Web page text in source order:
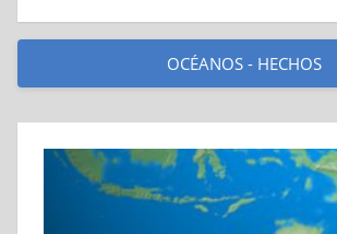
OCÉANOS - HECHOS